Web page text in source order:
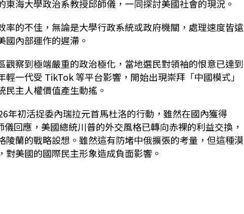
海大學政治系教授邱師儀，一同探討美國社會的現況。
的不佳，無論是大學行政系統或政府機關，處理速度皆遠
內部運作的遲滯。
察到極端嚴重的政治極化，當地選民對領袖的恨意已達到
輕一代受 TikTok等平台影響，開始出現崇拜「中國模式」
主人權價值產生動搖。
年初活捉委內瑞拉元首馬杜洛的行動，雖然在國內獲得
回應，美國總統川普的外交風格已轉向赤裸的利益交換，
蘭的戰略設想。雖然這有防堵中俄擴張的考量，但這種漠
美國的國際民主形象造成負面影響。